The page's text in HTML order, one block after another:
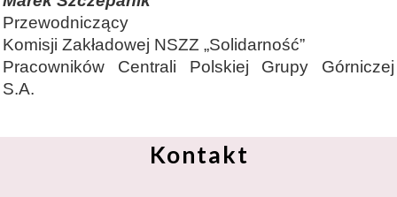
Przewodniczący
Komisji Zakładowej NSZZ „Solidarność”
Pracowników Centrali Polskiej Grupy Górniczej
S.A.
Kontakt